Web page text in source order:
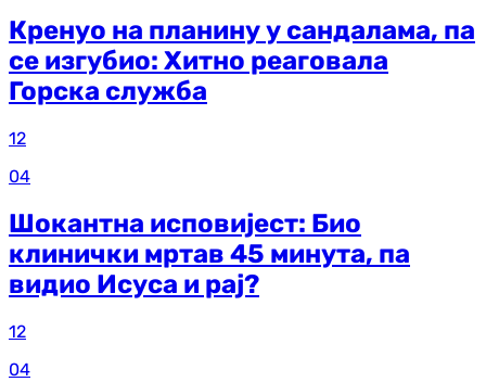
Кренуо на планину у сандалама, па
се изгубио: Хитно реаговала
Горска служба
12
04
Шокантна исповијест: Био
клинички мртав 45 минута, па
видио Исуса и рај?
12
04